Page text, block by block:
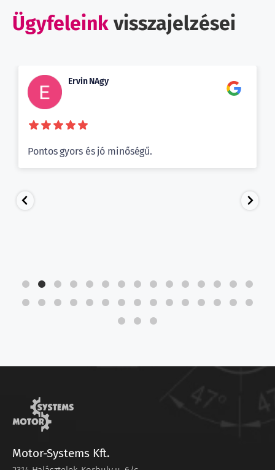
Ügyfeleink visszajelzései
Ervin NAgy
Pontos gyors és jó minőségű.
Motor-Systems Kft.